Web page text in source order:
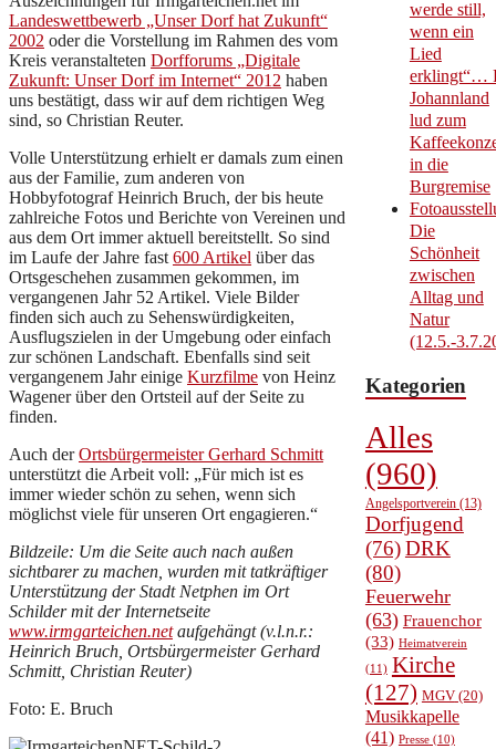
Landeswettbewerb „Unser Dorf hat Zukunft“
2002 oder die Vorstellung im Rahmen des vom
Kreis veranstalteten Dorfforums „Digitale
Zukunft: Unser Dorf im Internet“ 2012 haben
uns bestätigt, dass wir auf dem richtigen Weg
sind, so Christian Reuter.
Volle Unterstützung erhielt er damals zum einen
aus der Familie, zum anderen von
Hobbyfotograf Heinrich Bruch, der bis heute
zahlreiche Fotos und Berichte von Vereinen und
aus dem Ort immer aktuell bereitstellt. So sind
im Laufe der Jahre fast 600 Artikel über das
Ortsgeschehen zusammen gekommen, im
vergangenen Jahr 52 Artikel. Viele Bilder
finden sich auch zu Sehenswürdigkeiten,
Ausflugszielen in der Umgebung oder einfach
zur schönen Landschaft. Ebenfalls sind seit
vergangenem Jahr einige Kurzfilme von Heinz
Wagener über den Ortsteil auf der Seite zu
finden.
Auch derOrtsbürgermeister Gerhard Schmitt
unterstützt die Arbeit voll: „Für mich ist es
immer wieder schön zu sehen, wenn sich
möglichst viele für unseren Ort engagieren.“
Bildzeile: Um die Seite auch nach außen
sichtbarer zu machen, wurden mit tatkräftiger
Unterstützung der Stadt Netphen im Ort
Schilder mit der Internetseite
www.irmgarteichen.netaufgehängt (v.l.n.r.:
Heinrich Bruch, Ortsbürgermeister Gerhard
Schmitt, Christian Reuter)
Foto: E. Bruch
werde still,
wenn ein
Lied
erklingt“…
Johannland
lud zum
in die
Burgremise
Die
Schönheit
zwischen
Alltag und
Natur
(12.5.-
Kategorien
Alles
(960)
Angelsportverein(13)
Dorfjugend
(76)DRK
(80)
Feuerwehr
(63) Frauenchor
(33) Heimatverein
(11) Kirche
(127) MGV(20)
Musikkapelle
(41) Presse(10)